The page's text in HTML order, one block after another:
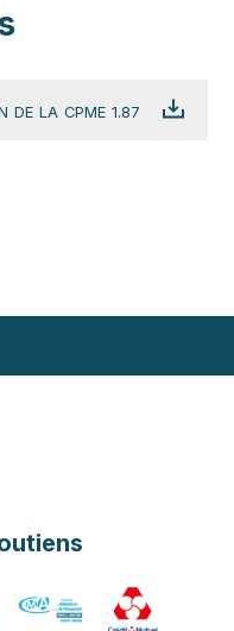
DE LA CPME 1.87